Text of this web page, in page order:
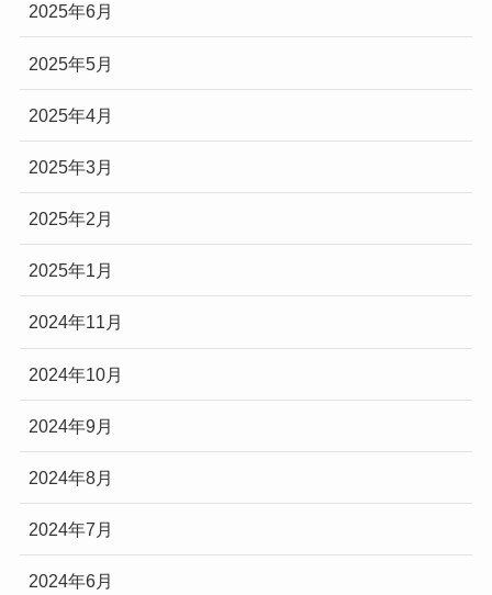
2025年6月
2025年5月
2025年4月
2025年3月
2025年2月
2025年1月
2024年11月
2024年10月
2024年9月
2024年8月
2024年7月
2024年6月